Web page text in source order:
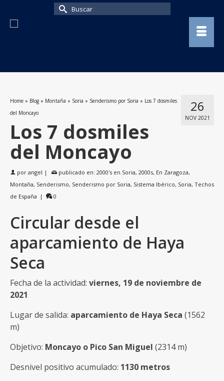
Buscar
26
NOV 2021
Home » Blog » Montaña » Soria » Senderismo por Soria » Los 7 dosmiles
del Moncayo
Los 7 dosmiles
del Moncayo
por angel | publicado en: 2000's en Soria, 2000s, En Zaragoza,
Montaña, Senderismo, Senderismo por Soria, Sistema Ibérico, Soria, Techos
de España | 0
Circular desde el
aparcamiento de Haya
Seca
Fecha de la actividad: viernes, 19 de noviembre de
2021
Lugar de salida: aparcamiento de Haya Seca (1562
m)
Objetivo: Moncayo o Pico San Miguel (2314 m)
Desnivel positivo acumulado: 1130 metros